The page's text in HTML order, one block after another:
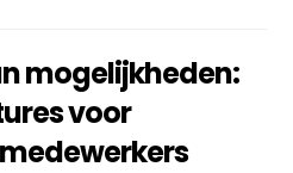
mogelijkheden:
voor